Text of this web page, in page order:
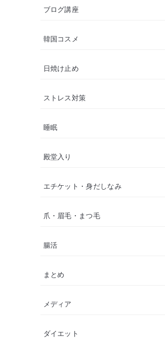
ブログ講座
韓国コスメ
日焼け止め
ストレス対策
睡眠
殿堂入り
エチケット・身だしなみ
爪・眉毛・まつ毛
腸活
まとめ
メディア
ダイエット